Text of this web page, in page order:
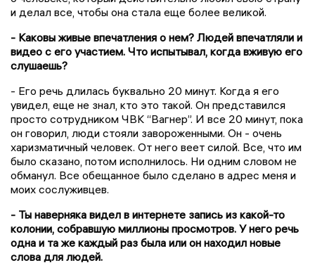
и делал все, чтобы она стала еще более великой.
- Каковы живые впечатления о нем? Людей впечатляли и
видео с его участием. Что испытывал, когда вживую его
слушаешь?
- Его речь длилась буквально 20 минут. Когда я его
увидел, еще не знал, кто это такой. Он представился
просто сотрудником ЧВК “Вагнер”. И все 20 минут, пока
он говорил, люди стояли завороженными. Он - очень
харизматичный человек. От него веет силой. Все, что им
было сказано, потом исполнилось. Ни одним словом не
обманул. Все обещанное было сделано в адрес меня и
моих сослуживцев.
- Ты наверняка видел в интернете запись из какой-то
колонии, собравшую миллионы просмотров. У него речь
одна и та же каждый раз была или он находил новые
слова для людей.